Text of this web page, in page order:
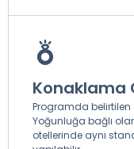
Konaklama
Programda belirtilen
Yoğunluğa bağlı
otellerinde aynı